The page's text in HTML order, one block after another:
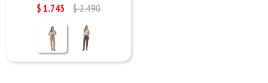
$1.743 $2.490